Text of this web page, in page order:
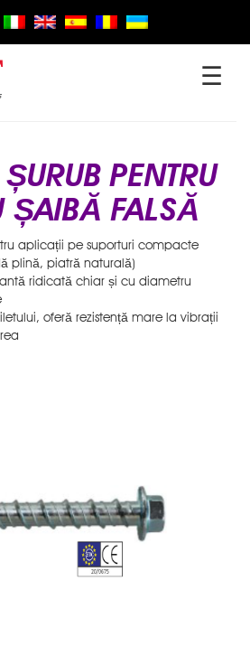
☰
PENTRU
ȘAIBĂ FALSĂ
aplicații pe suporturi compacte
plină, piatră naturală)
ridicată chiar și cu diametru
oferă rezistență mare la vibrații